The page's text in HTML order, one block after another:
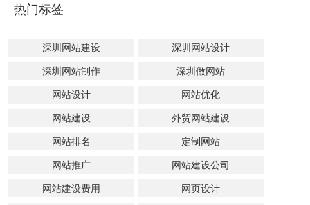
热门标签
深圳网站建设 深圳网站设计
深圳网站制作 深圳做网站
网站设计 网站优化
网站建设 外贸网站建设
网站排名 定制网站
网站推广 网站建设公司
网站建设费用 网页设计